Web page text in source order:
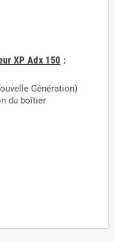
XP Adx 150 :
Génération)
du boîtier